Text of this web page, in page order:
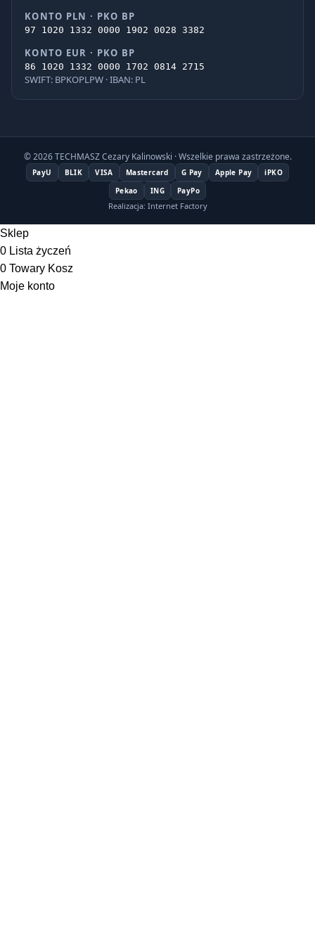
KONTO PLN · PKO BP
97 1020 1332 0000 1902 0028 3382
KONTO EUR · PKO BP
86 1020 1332 0000 1702 0814 2715
SWIFT: BPKOPLPW · IBAN: PL
© 2026 TECHMASZ Cezary Kalinowski · Wszelkie prawa zastrzeżone.
PayU BLIK VISA Mastercard G Pay Apple Pay
iPKO
Pekao
ING PayPo
Realizacja: Internet Factory
Sklep
0 Lista życzeń
0 Towary Kosz
Moje konto